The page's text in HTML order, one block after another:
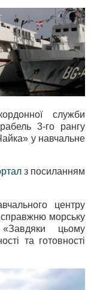
служби
3-го рангу
у навчальне
з посиланням
центру
морську
цьому
та готовності